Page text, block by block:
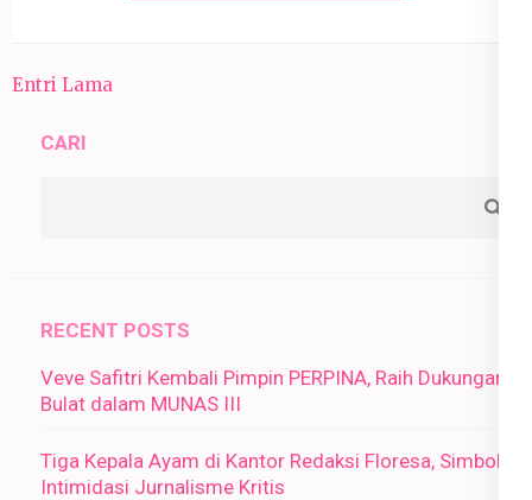
Entri Lama
CARI
RECENT POSTS
Veve Safitri Kembali Pimpin PERPINA, Raih Dukungan
Bulat dalam MUNAS III
Tiga Kepala Ayam di Kantor Redaksi Floresa, Simbol
Intimidasi Jurnalisme Kritis